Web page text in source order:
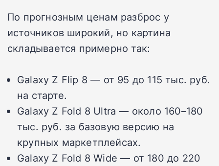
По прогнозным ценам разброс у
источников широкий, но картина
складывается примерно так:
Galaxy Z Flip 8 — от 95 до 115 тыс. руб.
на старте.
Galaxy Z Fold 8 Ultra — около 160–180
тыс. руб. за базовую версию на
крупных маркетплейсах.
Galaxy Z Fold 8 Wide — от 180 до 220